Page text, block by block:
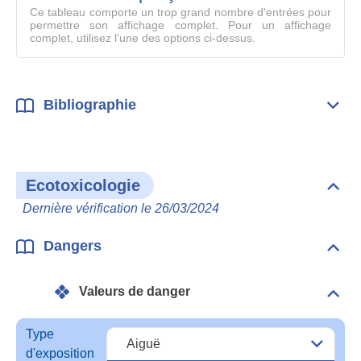
Ce tableau comporte un trop grand nombre d'entrées pour
permettre son affichage complet. Pour un affichage
complet, utilisez l'une des options ci-dessus.
Bibliographie
Ecotoxicologie
Dernière vérification le 26/03/2024
Dangers
Valeurs de danger
de
Type
d'exposition